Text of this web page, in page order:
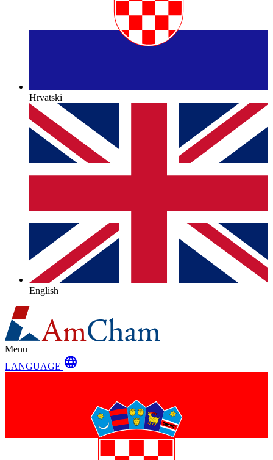
Hrvatski
English
Menu
LANGUAGE language